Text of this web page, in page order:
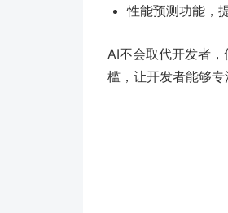
性能预测功能，
AI不会取代开发者
槛，让开发者能够专